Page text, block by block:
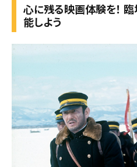
心に残る映画体験を！
能しよう